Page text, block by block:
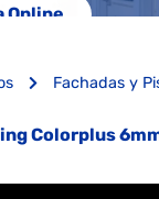
Online
Fachadas y
Colorplus